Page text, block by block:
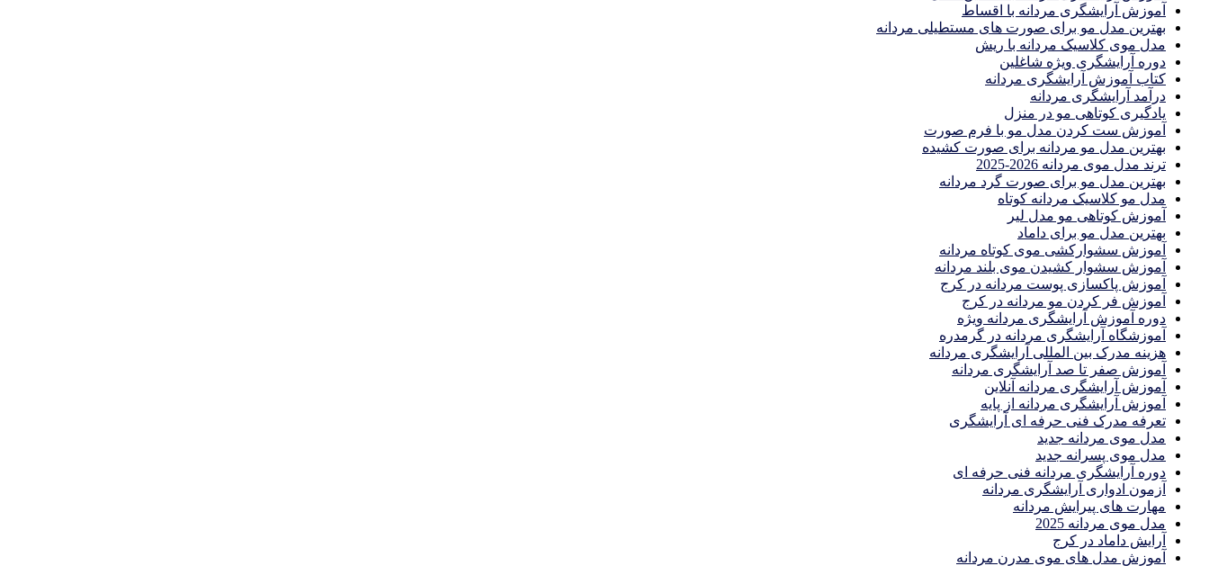
آموزش آرایشگری مردانه با اقساط
بهترین مدل مو برای صورت های مستطیلی مردانه
مدل موی کلاسیک مردانه با ریش
دوره آرایشگری ویژه شاغلین
کتاب آموزش آرایشگری مردانه
درآمد آرایشگری مردانه
یادگیری كوتاهى مو در منزل
آموزش ست كردن مدل مو با فرم صورت
بهترین مدل مو مردانه برای صورت کشیده
ترند مدل موی مردانه 2026-2025
بهترين مدل مو براى صورت گرد مردانه
مدل مو کلاسیک مردانه کوتاه
آموزش کوتاهی مو مدل لیر
بهترین مدل مو برای داماد
آموزش سشوارکشی موی کوتاه مردانه
آموزش سشوار کشیدن موی بلند مردانه
آموزش پاکسازی پوست مردانه در کرج
آموزش فر کردن مو مردانه در کرج
دوره آموزش آرایشگری مردانه ویژه
آموزشگاه آرایشگری مردانه در گرمدره
هزینه مدرک بین المللی آرایشگری مردانه
آموزش صفر تا صد آرایشگری مردانه
آموزش آرایشگری مردانه آنلاین
آموزش آرایشگری مردانه از پایه
تعرفه مدرک فنی حرفه ای آرایشگری
مدل موی مردانه جدید
مدل موی پسرانه جدید
دوره آرایشگری مردانه فنی حرفه ای
آزمون ادواری آرایشگری مردانه
مهارت های پیرایش مردانه
مدل موی مردانه 2025
آرایش داماد در کرج
آموزش مدل های موی مدرن مردانه